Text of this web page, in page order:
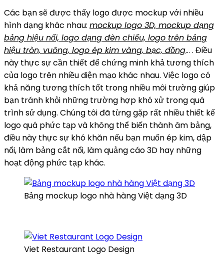
Các bạn sẽ được thấy logo được mockup với nhiều
hình dạng khác nhau: mockup logo 3D, mockup dạng
bảng hiệu nổi, logo dạng đèn chiếu, logo trên bảng
hiệu tròn, vuông, logo ép kim vàng, bạc, đồng… . Điều
này thực sự cần thiết để chứng minh khả tương thích
của logo trên nhiều diện mạo khác nhau. Việc logo có
khả năng tương thích tốt trong nhiều môi trường giúp
bạn tránh khỏi những trường hợp khó xử trong quá
trình sử dụng. Chúng tôi đã từng gặp rất nhiều thiết kế
logo quá phức tạp và không thể biến thành âm bảng,
điều này thực sự khó khăn nếu bạn muốn ép kim, dập
nổi, làm bảng cắt nổi, làm quảng cáo 3D hay những
hoạt động phức tạp khác.
Bảng mockup logo nhà hàng Việt dạng 3D
Viet Restaurant Logo Design